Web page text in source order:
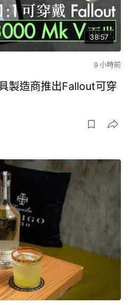
38:57
9 小時前
製造商推出Fallout可穿